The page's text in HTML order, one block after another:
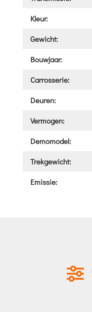
Kleur:
Gewicht:
Bouwjaar:
Carrosserie:
Deuren:
Vermogen:
Demomodel:
Trekgewicht:
Emissie: